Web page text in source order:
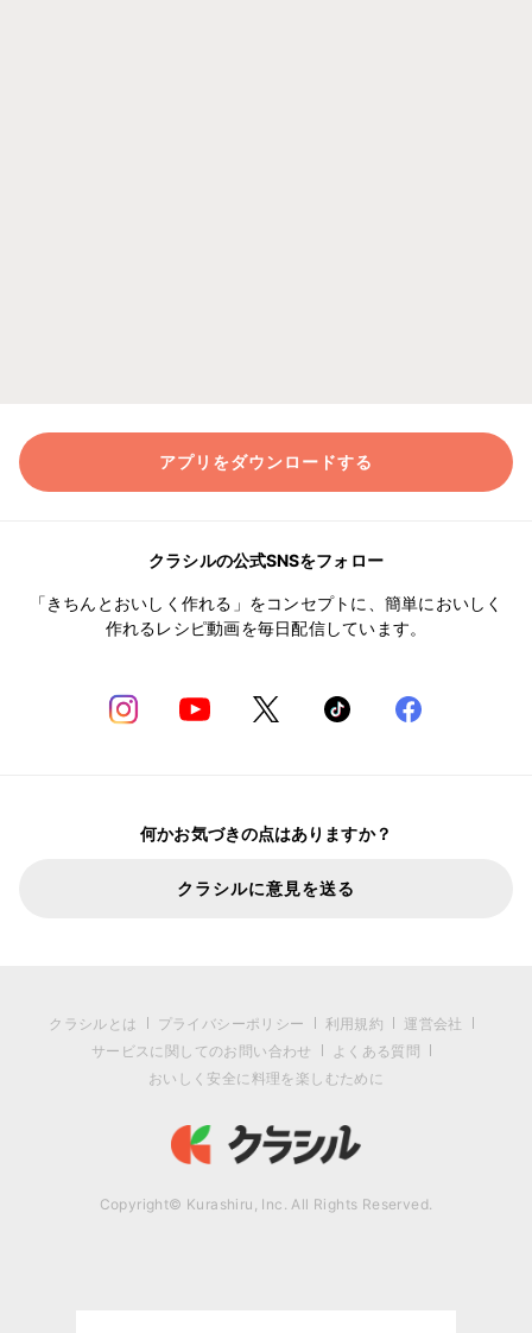
アプリをダウンロードする
クラシルの公式SNSをフォロー
「きちんとおいしく作れる」をコンセプトに、簡単においしく
作れるレシピ動画を毎日配信しています。
何かお気づきの点はありますか？
クラシルに意見を送る
クラシルとは プライバシーポリシー 利用規約
運営会社
サービスに関してのお問い合わせ
よくある質問
おいしく安全に料理を楽しむために
Copyright© Kurashiru, Inc. All Rights Reserved.